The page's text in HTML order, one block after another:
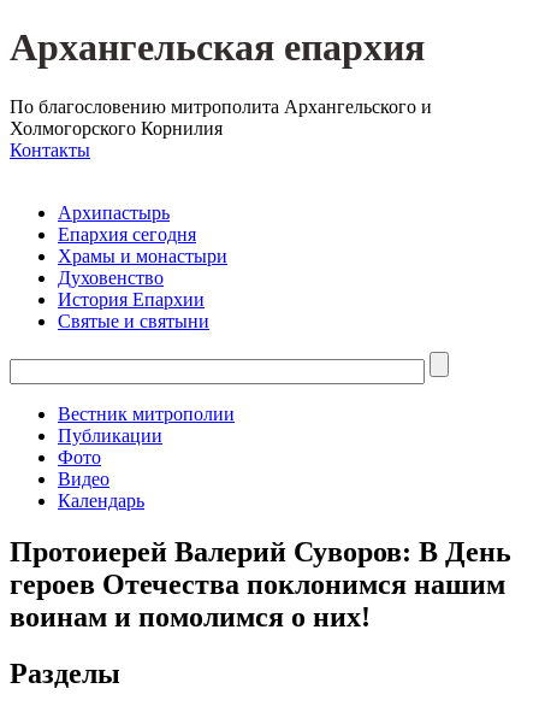
Архангельская епархия
По благословению митрополита Архангельского и
Холмогорского Корнилия
Контакты
Архипастырь
Епархия сегодня
Храмы и монастыри
Духовенство
История Епархии
Святые и святыни
Вестник митрополии
Публикации
Фото
Видео
Календарь
Протоиерей Валерий Суворов: В День
героев Отечества поклонимся нашим
воинам и помолимся о них!
Разделы